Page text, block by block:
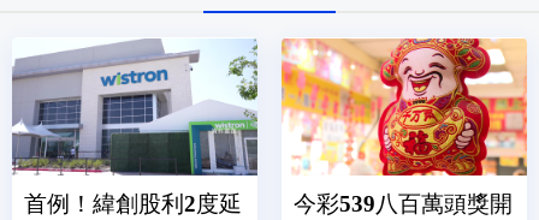
首例！緯創股利2度延
今彩539八百萬頭獎開